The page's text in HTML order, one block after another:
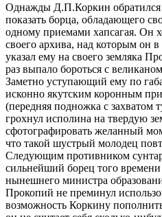
Однажды Д.П.Коркин обратился
показать борца, обладающего
одному приемами хапсагая. Он
своего архива, над которым он
указал ему на своего земляка
раз выпало бороться с
Заметно уступающий ему по
исконно якутским коронным
(передняя подножка с захватом
грохнул исполина на твердую
сфотографировать желанный
что такой шустрый молодец
Следующим противником
сильнейший борец того
нынешнего министра
Прокопий не преминул
возможность Коркину